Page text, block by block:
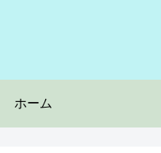
ホーム